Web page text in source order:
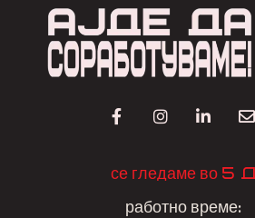
се гледаме во 5
работно време: